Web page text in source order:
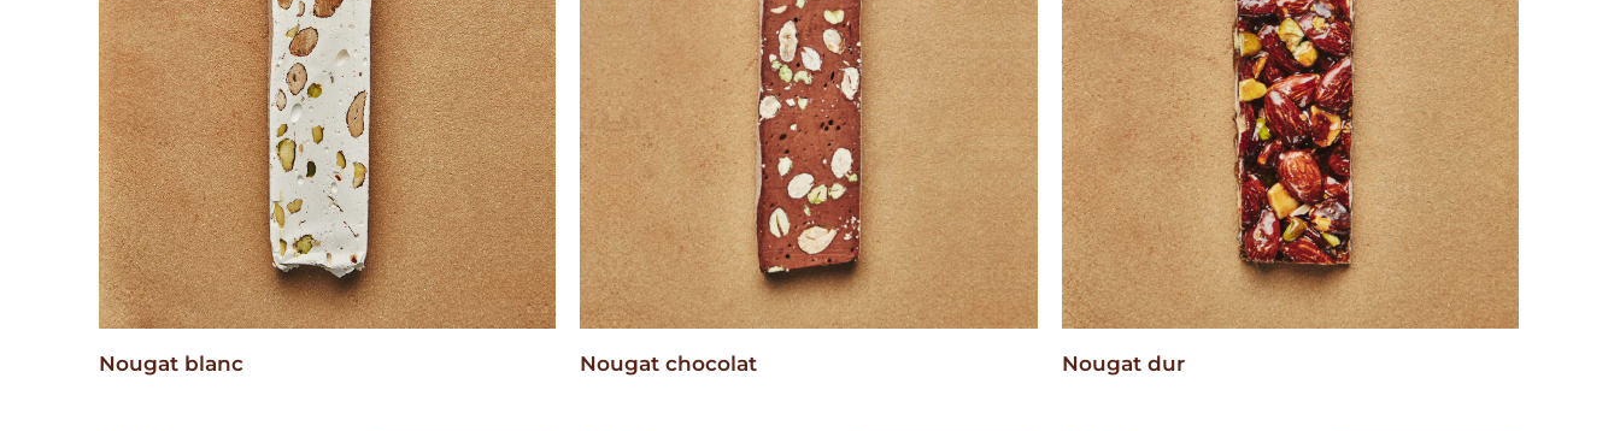
Nougat blanc Nougat chocolat Nougat dur